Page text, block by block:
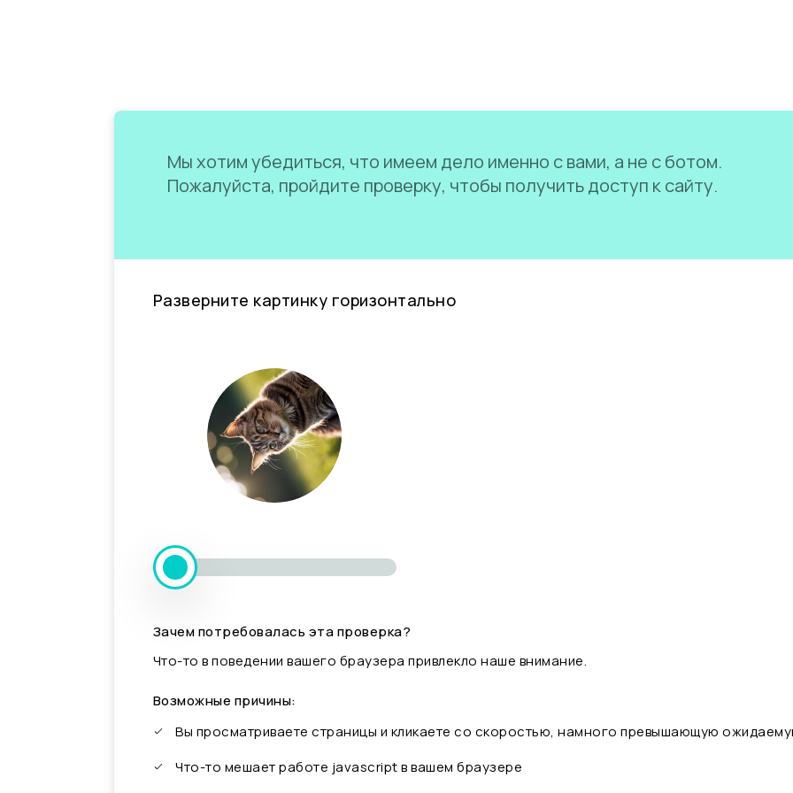
Мы хотим убедиться, что имеем дело именно с вами, а не с ботом.
Пожалуйста, пройдите проверку, чтобы получить доступ к сайту.
Разверните картинку горизонтально
Зачем потребовалась эта проверка?
Что-то в поведении вашего браузера привлекло наше внимание.
Возможные причины:
Вы просматриваете страницы и кликаете со скоростью, намного превышающую
Что-то мешает работе javascript в вашем браузере